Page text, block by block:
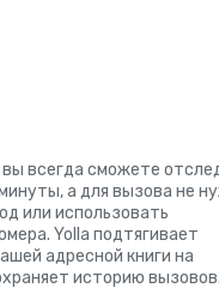
всегда сможете
а для вызова не
или использовать
Yolla подтягивает
адресной книги на
историю вызовов.